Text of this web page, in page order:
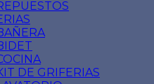
DE GRIFERIAS